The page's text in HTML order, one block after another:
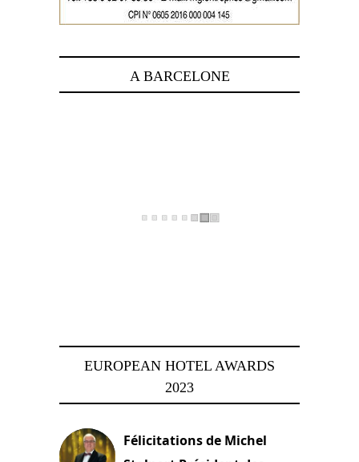
A BARCELONE
EUROPEAN HOTEL AWARDS
2023
Félicitations de Michel